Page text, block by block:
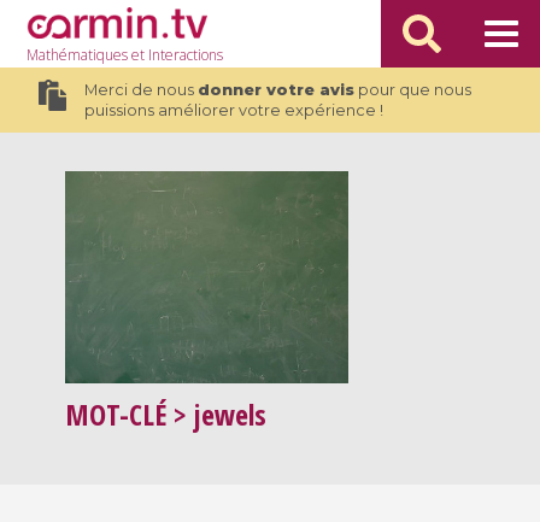
Mathématiqueset Interactions
Merci de nous donner votre avispour que nous
puissions améliorer votre expérience !
MOT-CLÉ > jewels